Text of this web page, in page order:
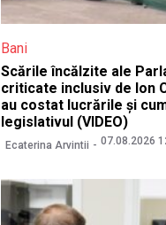
Bani
Scările încălzite ale
criticate inclusiv de Ion
au costat lucrările și
legislativul (VIDEO)
Ecaterina Arvintii 07.08.2026